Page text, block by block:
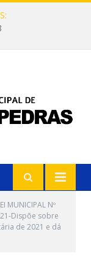
MUNICIPAL Nº
Dispõe sobre
de 2021 e dá